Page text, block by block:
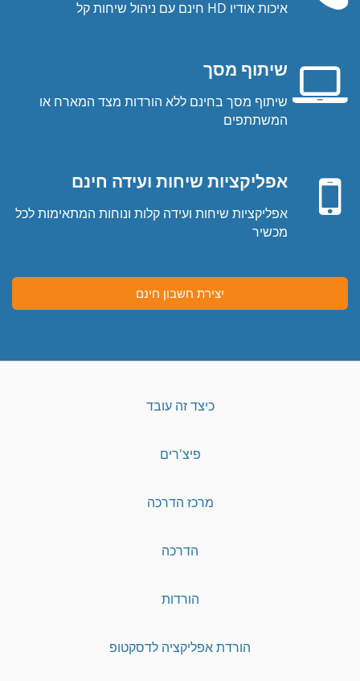
איכות אודיו HD חינם עם ניהול שיחות קל
שיתוף מסך
שיתוף מסך בחינם ללא הורדות מצד המארח או
המשתתפים
אפליקציות שיחות ועידה חינם
אפליקציות שיחות ועידה קלות ונוחות המתאימות לכל
מכשיר
יצירת חשבון חינם
כיצד זה עובד
פיצ'רים
מרכז הדרכה
הדרכה
הורדות
הורדת אפליקציה לדסקטופ